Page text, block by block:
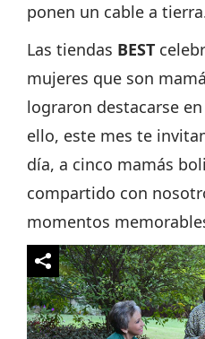
ponen un cable a
Las tiendas BEST
mujeres que son
lograron destacarse
ello, este mes te
día, a cinco mamás
compartido con
momentos